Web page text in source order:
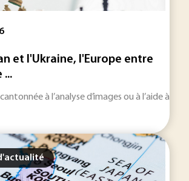
et l'Ukraine, l'Europe entre
...
à l’analyse d’images ou à l’aide à